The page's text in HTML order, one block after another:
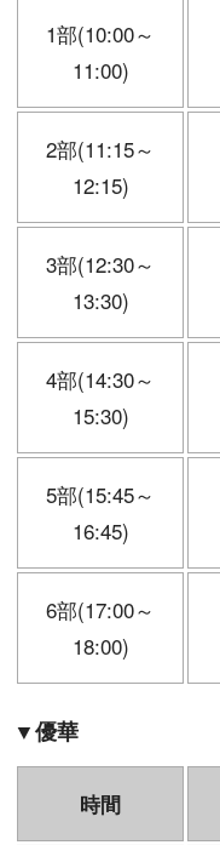
1部(10:00～
11:00)
2部(11:15～
12:15)
3部(12:30～
13:30)
4部(14:30～
15:30)
5部(15:45～
16:45)
6部(17:00～
18:00)
▼優華
時間